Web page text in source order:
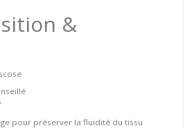
&
pour préserver la fluidité du tissu